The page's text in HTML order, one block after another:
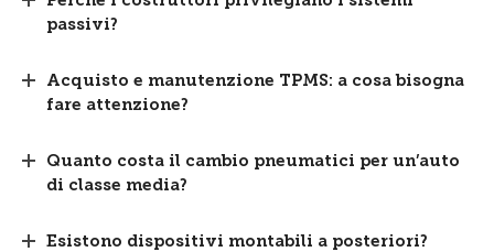
passivi?
Acquisto e manutenzione TPMS: a cosa bisogna
fare attenzione?
Quanto costa il cambio pneumatici per un’auto
di classe media?
Esistono dispositivi montabili a posteriori?